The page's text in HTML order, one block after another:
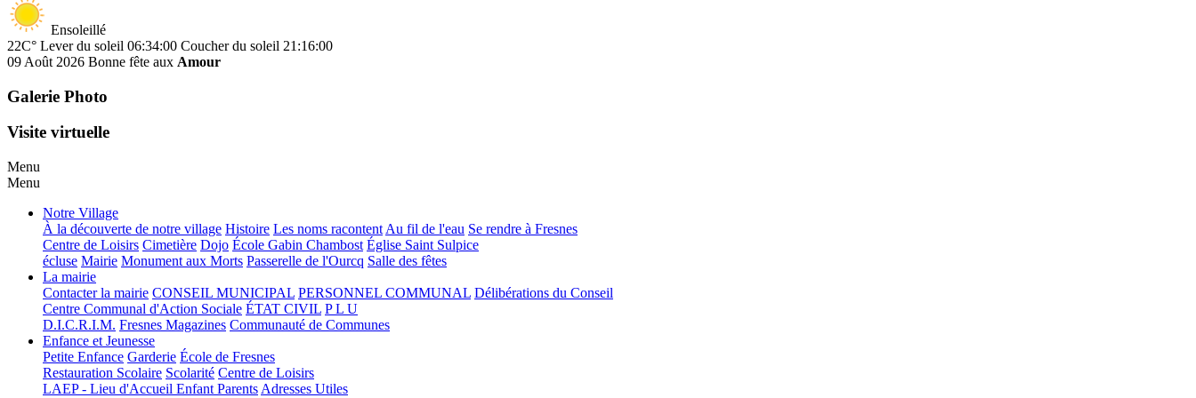
Ensoleillé
22C° Lever du soleil 06:34:00 Coucher du soleil 21:16:00
09 Août 2026 Bonne fête aux Amour
Galerie Photo
Visite virtuelle
Menu
Menu
Notre Village
À la découverte de notre village Histoire Les noms racontent Au fil de l'eau Se rendre à Fresnes
Centre de Loisirs Cimetière Dojo École Gabin Chambost Église Saint Sulpice
écluse Mairie Monument aux Morts Passerelle de l'Ourcq Salle des fêtes
La mairie
Contacter la mairie CONSEIL MUNICIPAL PERSONNEL COMMUNAL Délibérations du Conseil
Centre Communal d'Action Sociale ÉTAT CIVIL P L U
D.I.C.R.I.M. Fresnes Magazines Communauté de Communes
Enfance et Jeunesse
Petite Enfance Garderie École de Fresnes
Restauration Scolaire Scolarité Centre de Loisirs
LAEP - Lieu d'Accueil Enfant Parents Adresses Utiles